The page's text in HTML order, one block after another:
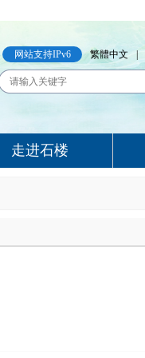
网站支持IPv6 繁體中文
走进石楼